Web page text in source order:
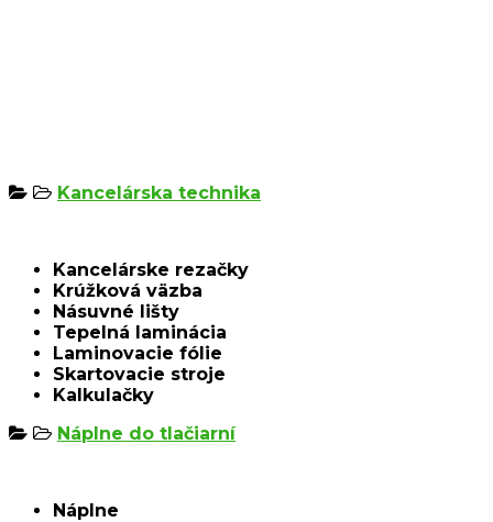
Kancelárska technika
Kancelárske rezačky
Krúžková väzba
Násuvné lišty
Tepelná laminácia
Laminovacie fólie
Skartovacie stroje
Kalkulačky
Náplne do tlačiarní
Náplne